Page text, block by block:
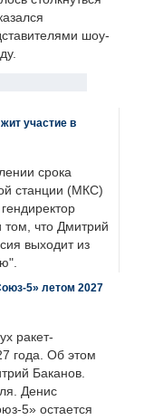
шоу-
участие в
срока
станции (МКС)
том, что Дмитрий
выходит из
5» летом 2027
ракет-
года. Об этом
Баканов.
Денис
5» остается